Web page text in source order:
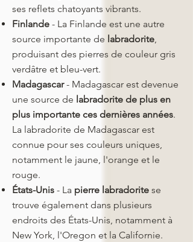
ses reflets chatoyants vibrants.​
Finlande - La Finlande est une autre
source importante de labradorite
produisant des pierres de couleur gris
verdâtre et bleu-vert.​
Madagascar- Madagascar est devenue
une source de labradorite de plus en
plus importante ces dernières années.
La labradorite de Madagascar est
connue pour ses couleurs uniques,
notamment le jaune, l'orange et le
rouge.​
États-Unis - La pierre labradorite se
trouve également dans plusieurs
endroits des États-Unis, notamment à
New York, l'Oregon et la Californie.​